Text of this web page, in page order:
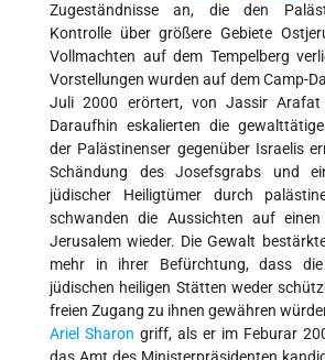
Zugeständnisse an, die den
Kontrolle über größere Gebiete
Vollmachten auf dem Tempelberg
Vorstellungen wurden auf dem Camp-
Juli 2000 erörtert, von Jassir Arafat
Daraufhin eskalierten die
der Palästinenser gegenüber Israelis
Schändung des Josefsgrabs und
jüdischer Heiligtümer durch
schwanden die Aussichten auf
Jerusalem wieder. Die Gewalt
mehr in ihrer Befürchtung, dass
jüdischen heiligen Stätten weder
freien Zugang zu ihnen gewähren
Ariel Sharon griff, als er im Feburar